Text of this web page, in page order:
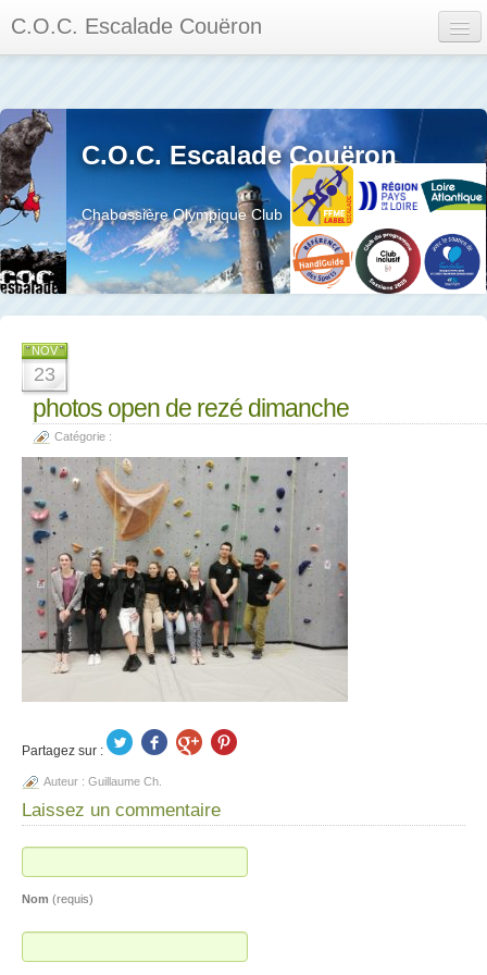
C.O.C. Escalade Couëron
Calendrier des événements et des compétitions
Les membres
Les séances
Privée
La salle et le mur
C.O.C. Escalade Couëron
Chabossière Olympique Club
NOV
23
photos open de rezé dimanche
Catégorie :
Partagez sur :
Auteur : Guillaume Ch.
Laissez un commentaire
Nom (requis)